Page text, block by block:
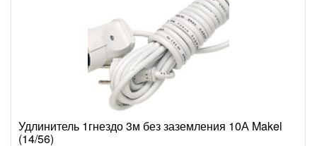
Удлинитель 1гнездо 3м без заземления 10А Makel
(14/56)